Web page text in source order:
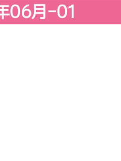
06月-01